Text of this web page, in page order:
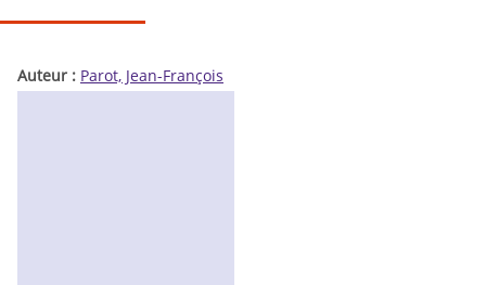
Auteur : Parot, Jean-François